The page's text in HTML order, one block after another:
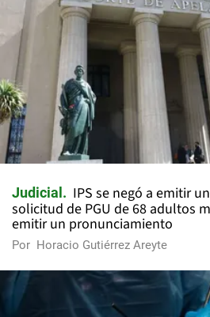
Judicial
IPS se negó a emitir
solicitud de PGU de 68 adultos
emitir un pronunciamiento
Por Horacio Gutiérrez Areyte